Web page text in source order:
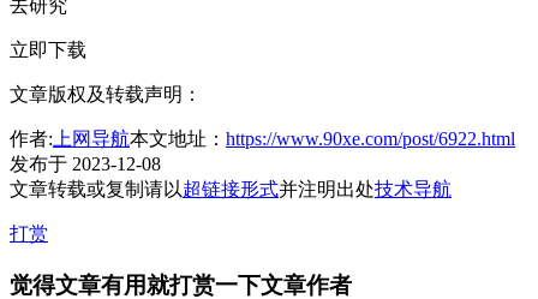
去研究
立即下载
文章版权及转载声明：
作者: 上网导航本文地址： https://www.90xe.com/post/6922.html
发布于 2023-12-08
文章转载或复制请以超链接形式并注明出处技术导航
打赏
觉得文章有用就打赏一下文章作者